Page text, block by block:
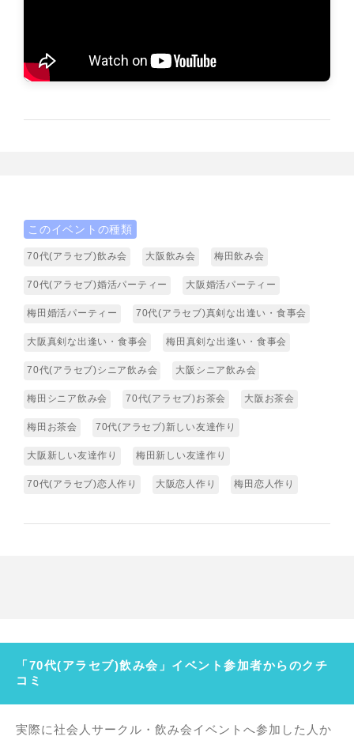
このイベントの種類
70代(アラセブ)飲み会 大阪飲み会 梅田飲み会
70代(アラセブ)婚活パーティー 大阪婚活パーティー
梅田婚活パーティー 70代(アラセブ)真剣な出逢い・食事会
大阪真剣な出逢い・食事会 梅田真剣な出逢い・食事会
70代(アラセブ)シニア飲み会 大阪シニア飲み会
梅田シニア飲み会 70代(アラセブ)お茶会 大阪お茶会
梅田お茶会 70代(アラセブ)新しい友達作り
大阪新しい友達作り 梅田新しい友達作り
70代(アラセブ)恋人作り 大阪恋人作り 梅田恋人作り
「70代(アラセブ)飲み会」イベント参加者からのクチ
コミ
実際に社会人サークル・飲み会イベントへ参加した人か